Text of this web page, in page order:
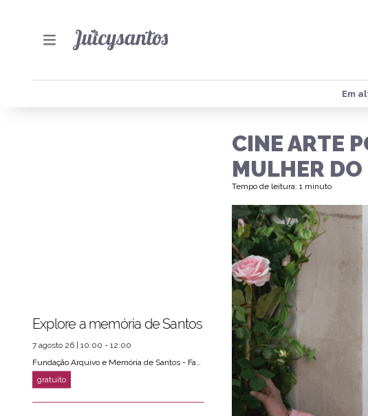
Em
CINE ARTE
MULHER DO
Tempo de leitura: 1 minuto
Explore a memória de Santos
7 agosto 26 | 10:00 - 12:00